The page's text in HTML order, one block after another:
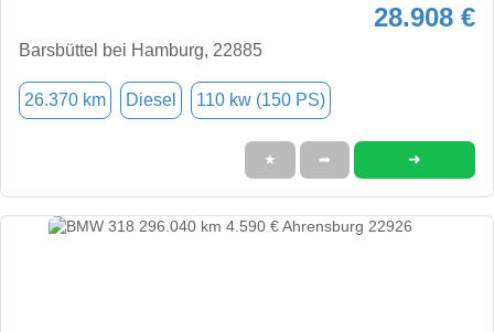
28.908 €
Barsbüttel bei Hamburg, 22885
26.370 km Diesel 110 kw (150 PS)
★ ➦ ➜